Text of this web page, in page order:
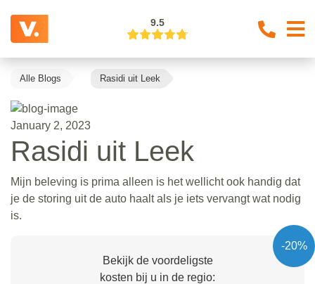
9.5
Alle Blogs Rasidi uit Leek
January 2, 2023
Rasidi uit Leek
Mijn beleving is prima alleen is het wellicht ook handig dat
je de storing uit de auto haalt als je iets vervangt wat nodig
is.
-20%
Bekijk de voordeligste
kosten bij u in de regio: